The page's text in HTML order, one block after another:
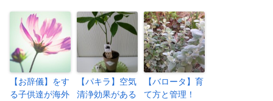
【お辞儀】をす
る子供達が海外
【パキラ】空気
清浄効果がある
【バロータ】育
て方と管理！